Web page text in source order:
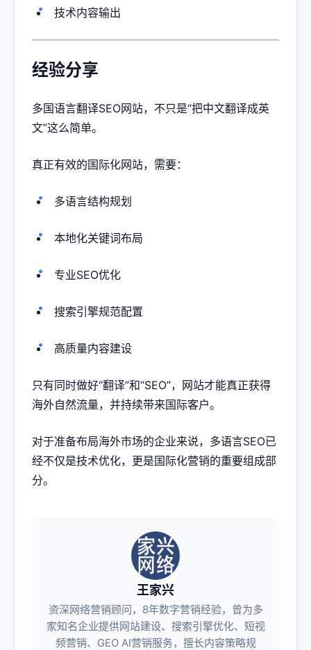
技术内容输出
经验分享
多国语言翻译SEO网站，不只是“把中文翻译成英
文”这么简单。
真正有效的国际化网站，需要：
多语言结构规划
本地化关键词布局
专业SEO优化
搜索引擎规范配置
高质量内容建设
只有同时做好“翻译”和“SEO”，网站才能真正获得
海外自然流量，并持续带来国际客户。
对于准备布局海外市场的企业来说，多语言SEO已
经不仅是技术优化，更是国际化营销的重要组成部
分。
王家兴
资深网络营销顾问，8年数字营销经验，曾为多
家知名企业提供网站建设、搜索引擎优化、短视
频营销、GEO AI营销服务，擅长内容策略规